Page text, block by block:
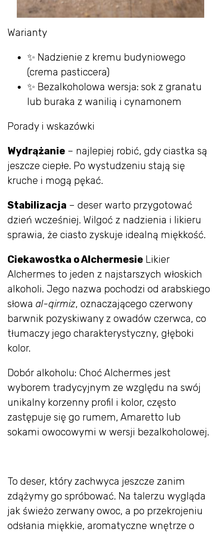
Warianty
✨ Nadzienie z kremu budyniowego
(crema pasticcera)
✨ Bezalkoholowa wersja: sok z granatu
lub buraka z wanilią i cynamonem
Porady i wskazówki
Wydrążanie – najlepiej robić, gdy ciastka są
jeszcze ciepłe. Po wystudzeniu stają się
kruche i mogą pękać.
Stabilizacja – deser warto przygotować
dzień wcześniej. Wilgoć z nadzienia i likieru
sprawia, że ciasto zyskuje idealną miękkość.
Ciekawostka o Alchermesie Likier
Alchermes to jeden z najstarszych włoskich
alkoholi. Jego nazwa pochodzi od arabskiego
słowa al-qirmiz, oznaczającego czerwony
barwnik pozyskiwany z owadów czerwca, co
tłumaczy jego charakterystyczny, głęboki
kolor.
Dobór alkoholu: Choć Alchermes jest
wyborem tradycyjnym ze względu na swój
unikalny korzenny profil i kolor, często
zastępuje się go rumem, Amaretto lub
sokami owocowymi w wersji bezalkoholowej.
To deser, który zachwyca jeszcze zanim
zdążymy go spróbować. Na talerzu wygląda
jak świeżo zerwany owoc, a po przekrojeniu
odsłania miękkie, aromatyczne wnętrze o